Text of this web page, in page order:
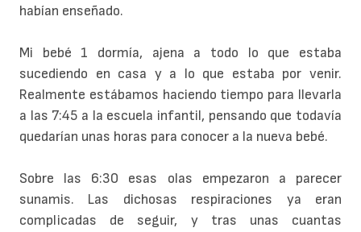
habían enseñado.
Mi bebé 1 dormía, ajena a todo lo que estaba
sucediendo en casa y a lo que estaba por venir.
Realmente estábamos haciendo tiempo para llevarla
a las 7:45 a la escuela infantil, pensando que todavía
quedarían unas horas para conocer a la nueva bebé.
Sobre las 6:30 esas olas empezaron a parecer
sunamis. Las dichosas respiraciones ya eran
complicadas de seguir, y tras unas cuantas